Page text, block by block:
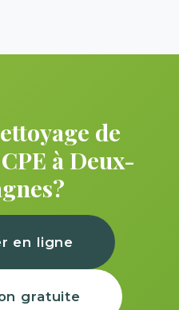
de
à Deux-
en ligne
gratuite